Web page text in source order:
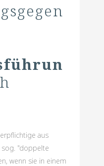
aus
"doppelte
wenn sie in einem